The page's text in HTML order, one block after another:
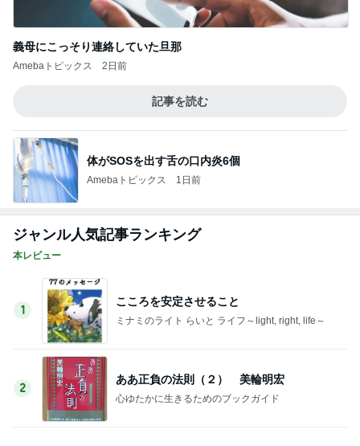
義母にこっそり連絡していた旦那
Amebaトピックス 2日前
記事を読む
体がSOSを出す舌の口内炎6個
Amebaトピックス 1日前
ジャンル人気記事ランキング
本レビュー
1
こころを安定させること
ミナミのライト らいと ライフ～light, right, life～
2
ああ正負の法則（２） 美輪明宏
心ゆたかに生きるためのブックガイド